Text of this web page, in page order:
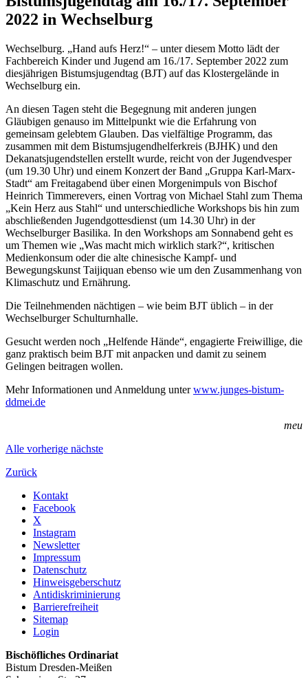
2022 in Wechselburg
Wechselburg. „Hand aufs Herz!“ – unter diesem Motto lädt der
Fachbereich Kinder und Jugend am 16./17. September 2022 zum
diesjährigen Bistumsjugendtag (BJT) auf das Klostergelände in
Wechselburg ein.
An diesen Tagen steht die Begegnung mit anderen jungen
Gläubigen genauso im Mittelpunkt wie die Erfahrung von
gemeinsam gelebtem Glauben. Das vielfältige Programm, das
zusammen mit dem Bistumsjugendhelferkreis (BJHK) und den
Dekanatsjugendstellen erstellt wurde, reicht von der Jugendvesper
(um 19.30 Uhr) und einem Konzert der Band „Gruppa Karl-Marx-
Stadt“ am Freitagabend über einen Morgenimpuls von Bischof
Heinrich Timmerevers, einen Vortrag von Michael Stahl zum Thema
„Kein Herz aus Stahl“ und unterschiedliche Workshops bis hin zum
abschließenden Jugendgottesdienst (um 14.30 Uhr) in der
Wechselburger Basilika. In den Workshops am Sonnabend geht es
um Themen wie „Was macht mich wirklich stark?“, kritischen
Medienkonsum oder die alte chinesische Kampf- und
Bewegungskunst Taijiquan ebenso wie um den Zusammenhang von
Klimaschutz und Ernährung.
Die Teilnehmenden nächtigen – wie beim BJT üblich – in der
Wechselburger Schulturnhalle.
Gesucht werden noch „Helfende Hände“, engagierte Freiwillige, die
ganz praktisch beim BJT mit anpacken und damit zu seinem
Gelingen beitragen wollen.
Mehr Informationen und Anmeldung unterwww.junges-bistum-
ddmei.de
meu
Alle vorherige nächste
Zurück
Kontakt
Facebook
X
Instagram
Newsletter
Impressum
Datenschutz
Hinweisgeberschutz
Antidiskriminierung
Barrierefreiheit
Sitemap
Login
Bischöfliches Ordinariat
Bistum Dresden-Meißen